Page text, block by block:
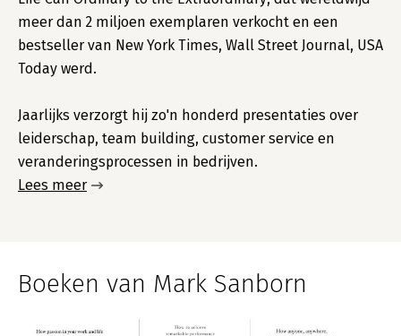
meer dan 2 miljoen exemplaren verkocht en een
bestseller van New York Times, Wall Street Journal, USA
Today werd.
Jaarlijks verzorgt hij zo'n honderd presentaties over
leiderschap, team building, customer service en
veranderingsprocessen in bedrijven.
Lees meer
Boeken van Mark Sanborn